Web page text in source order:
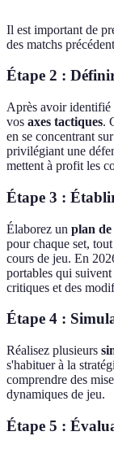
Il est important de
des matchs
Étape 2 :
Après avoir identifié
vos axes tactiques.
en se concentrant
privilégiant une
mettent à profit les
Étape 3 :
Élaborez un plan
pour chaque set,
cours de jeu. En
portables qui
critiques et des
Étape 4 :
Réalisez plusieurs
s'habituer à la
comprendre des
dynamiques de jeu.
Étape 5 :